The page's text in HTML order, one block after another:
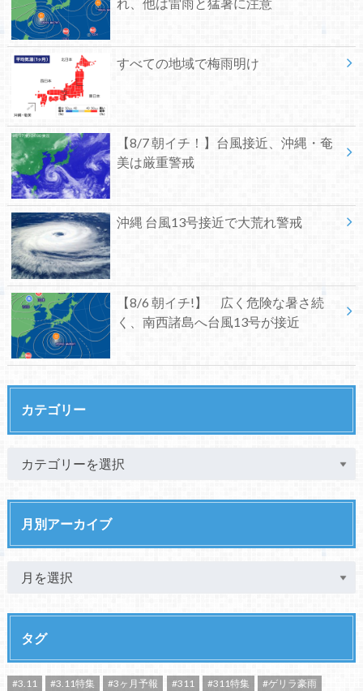
すべての地域で梅雨明け
【8/7 朝イチ！】台風接近、沖縄・奄
美は厳重警戒
沖縄 台風13号接近で大荒れ警戒
【8/6 朝イチ!】 広く危険な暑さ続
く、南西諸島へ台風13号が接近
カテゴリー
月別アーカイブ
タグ
#3.11 #3.11特集 #3ヶ月予報 #311 #311特集
#ゲリラ豪雨